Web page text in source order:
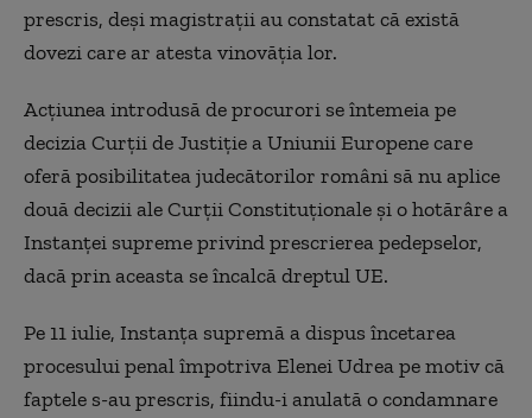
prescris, deşi magistraţii au constatat că există
dovezi care ar atesta vinovăţia lor.
Acţiunea introdusă de procurori se întemeia pe
decizia Curţii de Justiţie a Uniunii Europene care
oferă posibilitatea judecătorilor români să nu aplice
două decizii ale Curţii Constituţionale şi o hotărâre a
Instanţei supreme privind prescrierea pedepselor,
dacă prin aceasta se încalcă dreptul UE.
Pe 11 iulie, Instanţa supremă a dispus încetarea
procesului penal împotriva Elenei Udrea pe motiv că
faptele s-au prescris, fiindu-i anulată o condamnare